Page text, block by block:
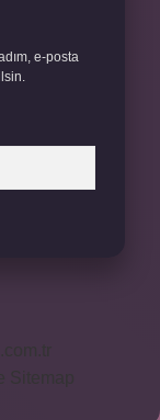
e-posta